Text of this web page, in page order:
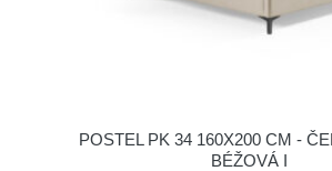
POSTEL PK 34 160X200 CM -
BÉŽOVÁ I